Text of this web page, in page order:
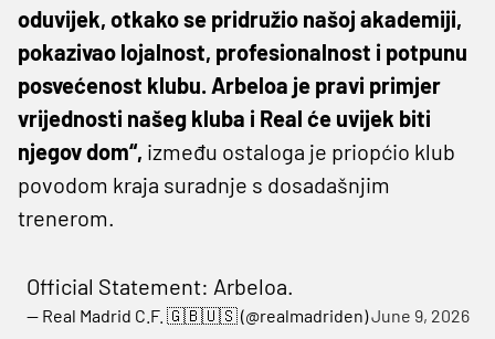
oduvijek, otkako se pridružio našoj akademiji,
pokazivao lojalnost, profesionalnost i potpunu
posvećenost klubu. Arbeloa je pravi primjer
vrijednosti našeg kluba i Real će uvijek biti
njegov dom“, između ostaloga je priopćio klub
povodom kraja suradnje s dosadašnjim
trenerom.
Official Statement: Arbeloa.
— Real Madrid C.F. 🇬🇧🇺🇸 (@realmadriden)June 9, 2026